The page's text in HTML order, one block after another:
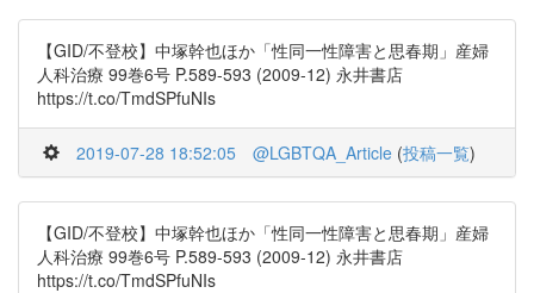
【GID/不登校】中塚幹也ほか「性同一性障害と思春期」産婦
人科治療 99巻6号 P.589-593 (2009-12) 永井書店
https://t.co/TmdSPfuNIs
2019-07-28 18:52:05 @LGBTQA_Article (投稿一覧)
【GID/不登校】中塚幹也ほか「性同一性障害と思春期」産婦
人科治療 99巻6号 P.589-593 (2009-12) 永井書店
https://t.co/TmdSPfuNIs